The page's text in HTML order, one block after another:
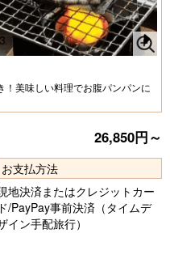
美味しい料理でお腹パンパンに
N
e
xt
3
26,850円～
お支払方法
地決済またはクレジットカー
ド/PayPay事前決済（タイムデ
イン手配旅行）